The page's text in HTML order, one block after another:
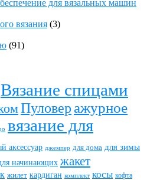
для вязальных машин
вязания (3)
(91)
Вязание спицами
Пуловер ажурное
вязание для
аксессуар джемпер для дома для зимы
начинающих жакет
жилет кардиган комплект косы кофта